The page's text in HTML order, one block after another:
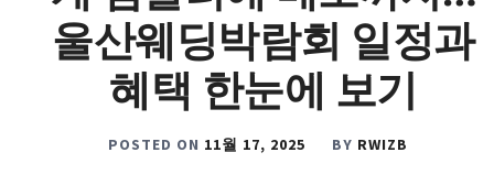
울산웨딩박람회 일정과
혜택 한눈에 보기
POSTED ON 11월 17, 2025 BY RWIZB